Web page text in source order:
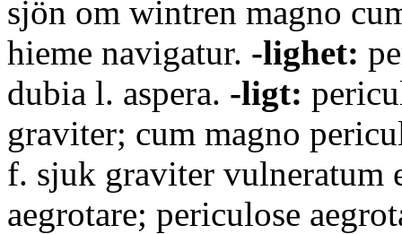
sjön om wintren magno
hieme navigatur. -lighet:
dubia l. aspera. -ligt:
graviter; cum magno
f. sjuk graviter vulneratum
aegrotare; periculose